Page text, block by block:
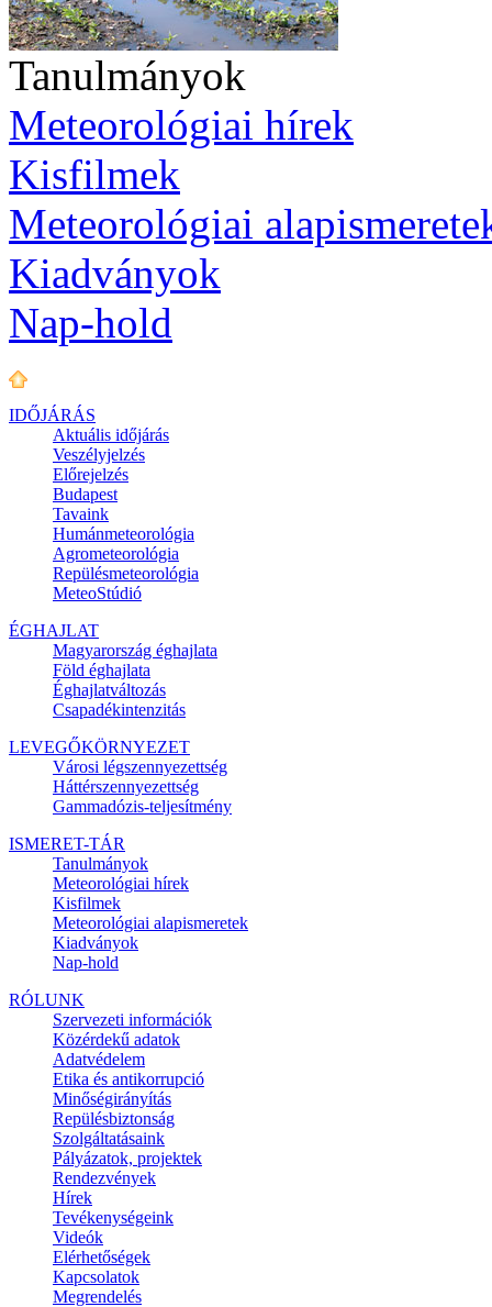
Tanulmányok
Meteorológiai hírek
Kisfilmek
Meteorológiai
Kiadványok
Nap-hold
IDŐJÁRÁS
Aktuális időjárás
Veszélyjelzés
Előrejelzés
Budapest
Tavaink
Humánmeteorológia
Agrometeorológia
Repülésmeteorológia
MeteoStúdió
ÉGHAJLAT
Magyarország éghajlata
Föld éghajlata
Éghajlatváltozás
Csapadékintenzitás
LEVEGŐKÖRNYEZET
Városi légszennyezettség
Háttérszennyezettség
Gammadózis-teljesítmény
ISMERET-TÁR
Tanulmányok
Meteorológiai hírek
Kisfilmek
Meteorológiai alapismeretek
Kiadványok
Nap-hold
RÓLUNK
Szervezeti információk
Közérdekű adatok
Adatvédelem
Etika és antikorrupció
Minőségirányítás
Repülésbiztonság
Szolgáltatásaink
Pályázatok, projektek
Rendezvények
Hírek
Tevékenységeink
Videók
Elérhetőségek
Kapcsolatok
Megrendelés